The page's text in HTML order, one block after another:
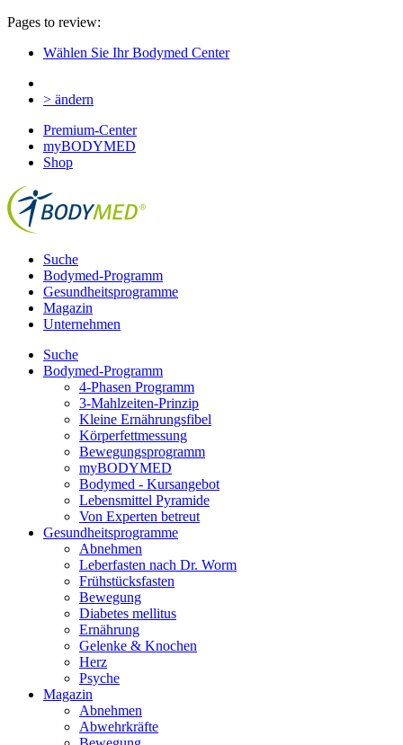
Pages to review:
Wählen Sie Ihr Bodymed Center
> ändern
Premium-Center
myBODYMED
Shop
Suche
Bodymed-Programm
Gesundheitsprogramme
Magazin
Unternehmen
Suche
Bodymed-Programm
4-Phasen Programm
3-Mahlzeiten-Prinzip
Kleine Ernährungsfibel
Körperfettmessung
Bewegungsprogramm
myBODYMED
Bodymed - Kursangebot
Lebensmittel Pyramide
Von Experten betreut
Gesundheitsprogramme
Abnehmen
Leberfasten nach Dr. Worm
Frühstücksfasten
Bewegung
Diabetes mellitus
Ernährung
Gelenke & Knochen
Herz
Psyche
Magazin
Abnehmen
Abwehrkräfte